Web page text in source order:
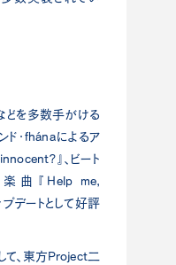
どを多数手がける
ド・fhánaによるア
』、ビート
曲『Help me,
デートとして好評
て、東方Project二